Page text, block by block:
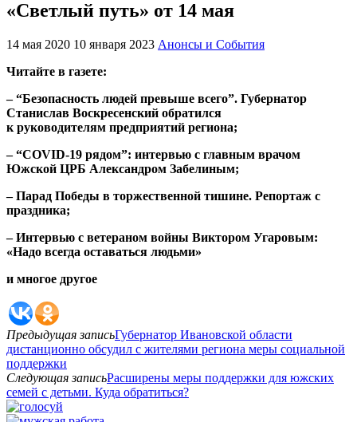
«Светлый путь» от 14 мая
14 мая 2020 10 января 2023 Анонсы и События
Читайте в газете:
– “Безопасность людей превыше всего”. Губернатор
Станислав Воскресенский обратился
к руководителям предприятий региона;
– “COVID-19 рядом”: интервью с главным врачом
Южской ЦРБ Александром Забелиным;
– Парад Победы в торжественной тишине. Репортаж с
праздника;
– Интервью с ветераном войны Виктором Угаровым:
«Надо всегда оставаться людьми»
и многое другое
Предыдущая записьГубернатор Ивановской области
дистанционно обсудил с жителями региона меры социальной
поддержки
Следующая записьРасширены меры поддержки для южских
семей с детьми. Куда обратиться?